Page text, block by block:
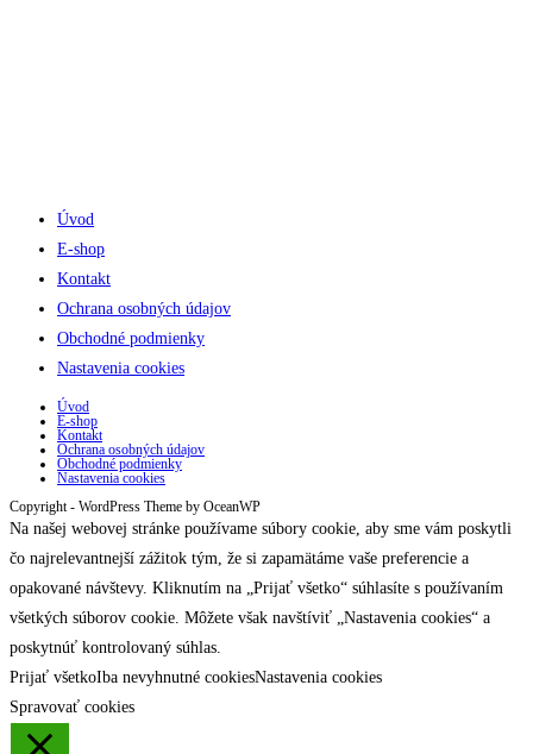
Úvod
E-shop
Kontakt
Ochrana osobných údajov
Obchodné podmienky
Nastavenia cookies
Úvod
E-shop
Kontakt
Ochrana osobných údajov
Obchodné podmienky
Nastavenia cookies
Copyright - WordPress Theme by OceanWP
Na našej webovej stránke používame súbory cookie, aby sme vám poskytli
čo najrelevantnejší zážitok tým, že si zapamätáme vaše preferencie a
opakované návštevy. Kliknutím na „Prijať všetko“ súhlasíte s používaním
všetkých súborov cookie. Môžete však navštíviť „Nastavenia cookies“ a
poskytnúť kontrolovaný súhlas.
Prijať všetkoIba nevyhnutné cookiesNastavenia cookies
Spravovať cookies